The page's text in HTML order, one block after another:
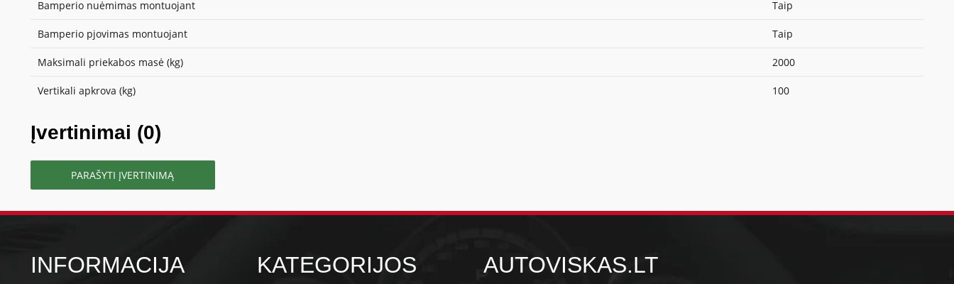
Bamperio nuėmimas montuojant Taip
Bamperio pjovimas montuojant Taip
Maksimali priekabos masė (kg) 2000
Vertikali apkrova (kg) 100
Įvertinimai (0)
PARAŠYTI ĮVERTINIMĄ
INFORMACIJA KATEGORIJOS AUTOVISKAS.LT